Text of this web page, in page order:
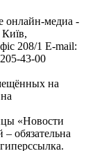
онлайн-медиа -
208/1 E-mail:
43-00
на
«Новости
обязательна